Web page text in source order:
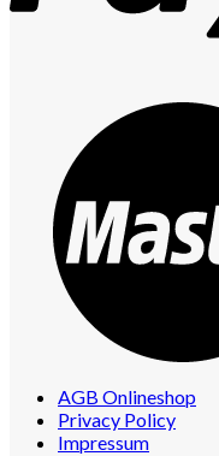
AGB Onlineshop
Privacy Policy
Impressum